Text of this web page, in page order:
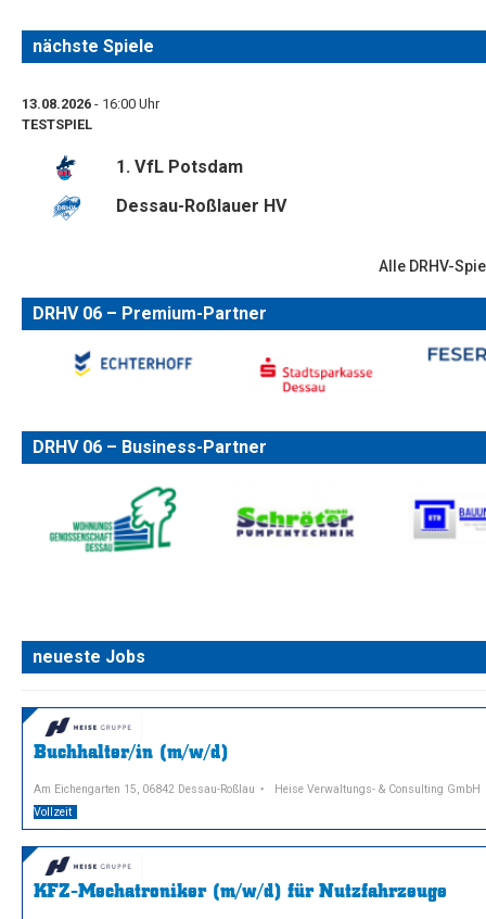
nächste Spiele
13.08.2026 - 16:00 Uhr
TESTSPIEL
1. VfL Potsdam
Dessau-Roßlauer HV
Alle DRHV-
DRHV 06 – Premium-Partner
DRHV 06 – Business-Partner
neueste Jobs
Buchhalter/in (m/w/d)
Am Eichengarten 15, 06842 Dessau-Roßlau
Heise Verwaltungs- & Consulting GmbH
Vollzeit
KFZ-Mechatroniker (m/w/d) für Nutzfahrzeuge